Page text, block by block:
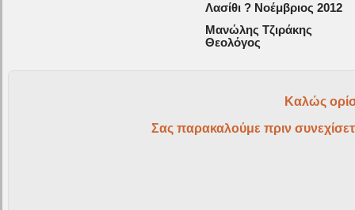
Λασίθι ? Νοέμβριος 2012
Μανώλης Τζιράκης
Θεολόγος
Καλώς
Σας παρακαλούμε πριν